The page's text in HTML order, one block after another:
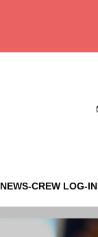
NEWS-CREW LOG-IN